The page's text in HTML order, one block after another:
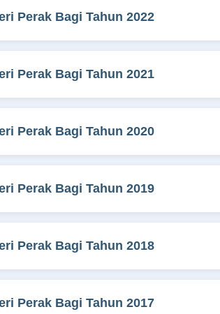
Perak Bagi Tahun 2022
Perak Bagi Tahun 2021
Perak Bagi Tahun 2020
Perak Bagi Tahun 2019
Perak Bagi Tahun 2018
Perak Bagi Tahun 2017